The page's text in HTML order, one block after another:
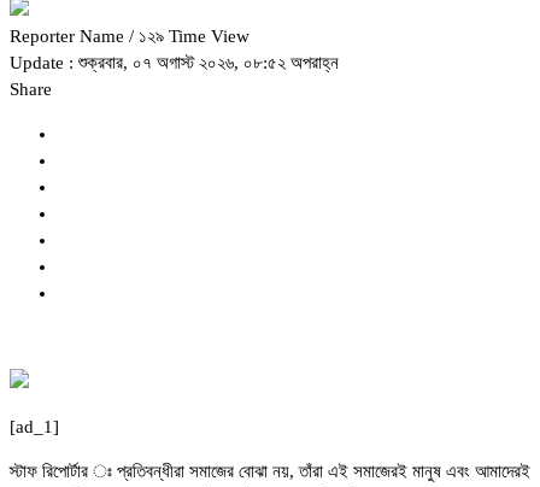
Reporter Name / ১২৯ Time View
Update : শুক্রবার, ০৭ অগাস্ট ২০২৬, ০৮:৫২ অপরাহ্ন
Share
[ad_1]
স্টাফ রিপোর্টার ঃ প্রতিবন্ধীরা সমাজের বোঝা নয়, তাঁরা এই সমাজেরই মানুষ এবং আমাদেরই